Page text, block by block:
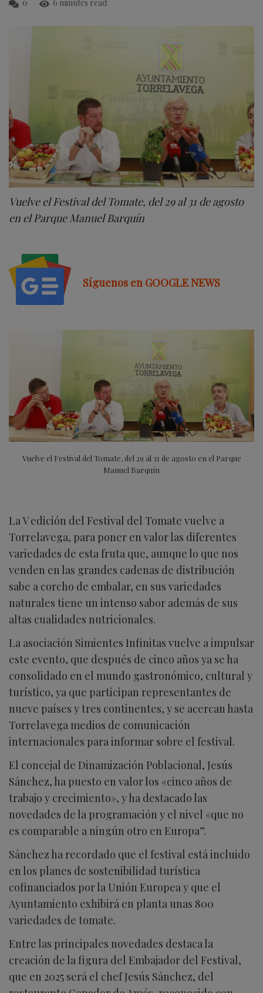
0
6 minutes read
Vuelve el Festival del Tomate, del 29 al 31 de agosto
en el Parque Manuel Barquín
Síguenos en GOOGLE NEWS
Vuelve el Festival del Tomate, del 29 al 31 de agosto en el Parque
Manuel Barquín
La V edición del Festival del Tomate vuelve a
Torrelavega, para poner en valor las diferentes
variedades de esta fruta que, aunque lo que nos
venden en las grandes cadenas de distribución
sabe a corcho de embalar, en sus variedades
naturales tiene un intenso sabor además de sus
altas cualidades nutricionales.
La asociación Simientes Infinitas vuelve a impulsar
este evento, que después de cinco años ya se ha
consolidado en el mundo gastronómico, cultural y
turístico, ya que participan representantes de
nueve países y tres continentes, y se acercan hasta
Torrelavega medios de comunicación
internacionales para informar sobre el festival.
El concejal de Dinamización Poblacional, Jesús
Sánchez, ha puesto en valor los «cinco años de
trabajo y crecimiento», y ha destacado las
novedades de la programación y el nivel «que no
es comparable a ningún otro en Europa”.
Sánchez ha recordado que el festival está incluido
en los planes de sostenibilidad turística
cofinanciados por la Unión Europea y que el
Ayuntamiento exhibirá en planta unas 800
variedades de tomate.
Entre las principales novedades destaca la
creación de la figura del Embajador del Festival,
que en 2025 será el chef Jesús Sánchez, del